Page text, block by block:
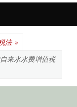
法 »
来水水费增值税